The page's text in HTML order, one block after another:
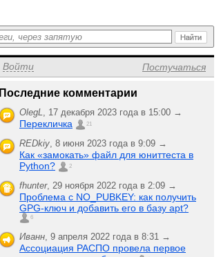
Войти Постучаться
Последние комментарии
OlegL, 17 декабря 2023 года в 15:00 →
Перекличка 21
REDkiy, 8 июня 2023 года в 9:09 →
Как «замокать» файл для юниттеста в
Python?
2
fhunter, 29 ноября 2022 года в 2:09 →
Проблема с NO_PUBKEY: как получить
GPG-ключ и добавить его в базу apt?
6
Иванн, 9 апреля 2022 года в 8:31 →
Ассоциация РАСПО провела первое